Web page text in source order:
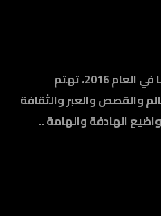
مدونة سودانية تم تأسيسها في العام 2016، تهتم
والقصص والعبر والثقافة
الهادفة والهامة ..